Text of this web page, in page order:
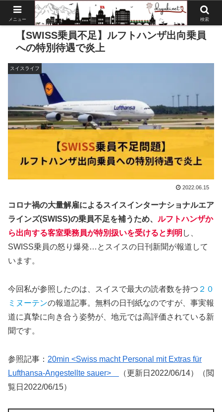
【SWISS乗員不足】ルフトハンザ出向乗員
への特別待遇で炎上
スイスライフ
2022.06.15
コロナ禍の大量解雇によるスイスインターナショナルエア
ラインズ(SWISS)の乗員不足を補うため、 ルフトハンザか
ら出向する客室乗務員が特別扱いを受けると判明 し、
SWISS乗員の怒り爆発…とスイスの日刊新聞が報道して
います。
今回私が参照したのは、スイスで最大の読者数を持つ ２０
ミヌーテンの報道記事。無料の日刊紙なのですが、事実報
道に真摯に向き合う姿勢が、地元では高評価されている新
聞です。
参照記事： 20min <Swiss macht Personal mit Extras für
Lufthansa-Angestellte sauer>
（更新日2022/06/14）（閲
覧日2022/06/15）
メニュー 検索